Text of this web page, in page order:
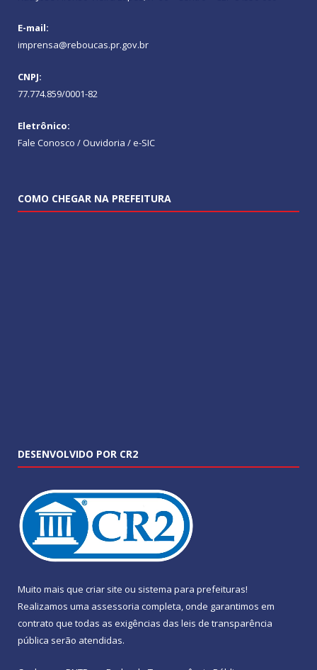
E-mail:
imprensa@reboucas.pr.gov.br
CNPJ:
77.774.859/0001-82
Eletrônico:
Fale Conosco / Ouvidoria / e-SIC
COMO CHEGAR NA PREFEITURA
DESENVOLVIDO POR CR2
Muito mais que criar site ou sistema para prefeituras!
Realizamos uma assessoria completa, onde garantimos em
contrato que todas as exigências das leis de transparência
pública serão atendidas.